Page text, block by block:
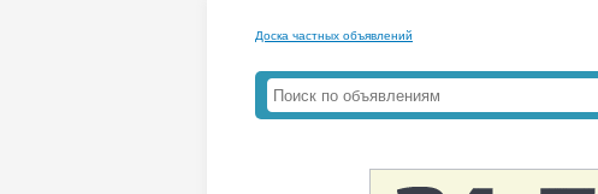
Доска частных объявлений